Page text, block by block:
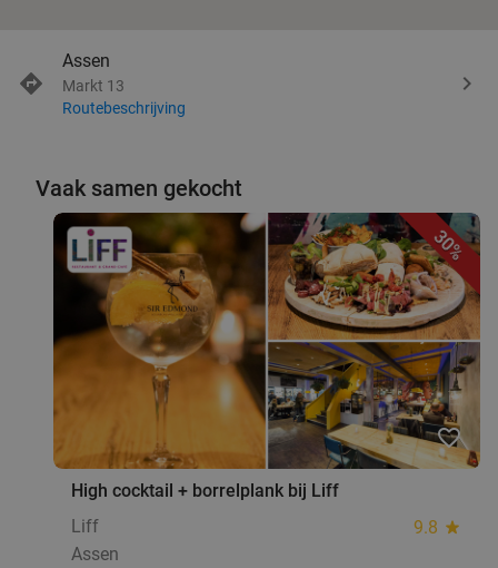
Assen
Markt 13
Routebeschrijving
Vaak samen gekocht
30%
favorite_border
High cocktail + borrelplank bij Liff
Liff
9.8 star
Assen